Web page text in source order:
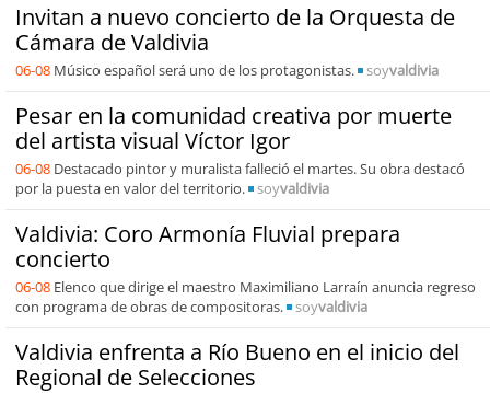
Invitan a nuevo concierto de la Orquesta de
Cámara de Valdivia
06-08 Músico español será uno de los protagonistas. soyvaldivia
Pesar en la comunidad creativa por muerte
del artista visual Víctor Igor
06-08 Destacado pintor y muralista falleció el martes. Su obra destacó
por la puesta en valor del territorio.
soyvaldivia
Valdivia: Coro Armonía Fluvial prepara
concierto
06-08 Elenco que dirige el maestro Maximiliano Larraín anuncia regreso
con programa de obras de compositoras.
soyvaldivia
Valdivia enfrenta a Río Bueno en el inicio del
Regional de Selecciones